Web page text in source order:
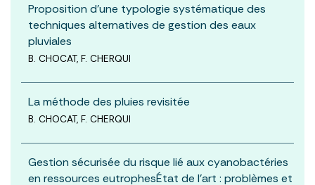
Proposition d’une typologie systématique des
techniques alternatives de gestion des eaux
pluviales
B. CHOCAT, F. CHERQUI
La méthode des pluies revisitée
B. CHOCAT, F. CHERQUI
Gestion sécurisée du risque lié aux cyanobactéries
en ressources eutrophesÉtat de l’art : problèmes et